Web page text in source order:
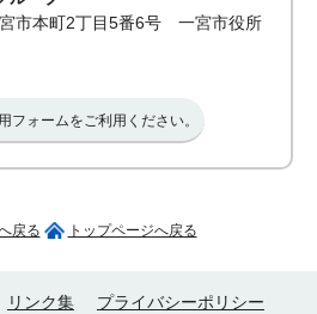
市本町2丁目5番6号 一宮市役所
フォームをご利用ください。
戻る トップページへ戻る
リンク集
プライバシーポリシー